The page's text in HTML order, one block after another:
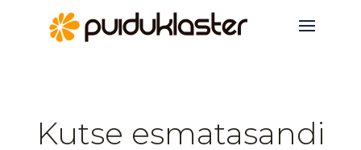
Kutse esmatasandi